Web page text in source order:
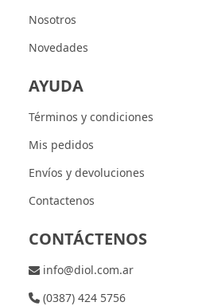
Nosotros
Novedades
AYUDA
Términos y condiciones
Mis pedidos
Envíos y devoluciones
Contactenos
CONTÁCTENOS
info@diol.com.ar
(0387) 424 5756